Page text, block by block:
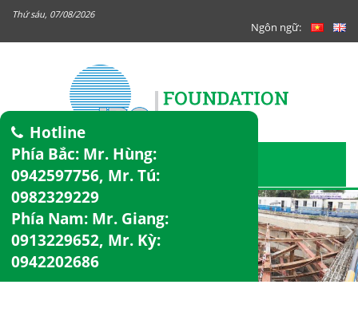
Thứ sáu, 07/08/2026
Ngôn ngữ:
Hotline
Phía Bắc: Mr. Hùng:
0942597756, Mr. Tú:
0982329229
Phía Nam: Mr. Giang:
0913229652, Mr. Kỳ:
0942202686